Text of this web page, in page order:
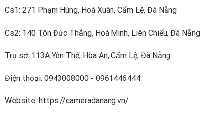
Cs1: 271 Phạm Hùng, Hoà Xuân, Cẩm Lệ, Đà Nẵng
Cs2: 140 Tôn Đức Thắng, Hoà Minh, Liên Chiểu, Đà Nẵng
Trụ sở: 113A Yên Thế, Hòa An, Cẩm Lệ, Đà Nẵng
Điện thoại: 0943008000 - 0961446444
Website: https://cameradanang.vn/